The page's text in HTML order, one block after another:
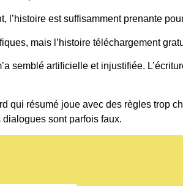
l’histoire est suffisamment prenante
mais l’histoire téléchargement
semblé artificielle et injustifiée.
qui résumé joue avec des règles trop
dialogues sont parfois faux.